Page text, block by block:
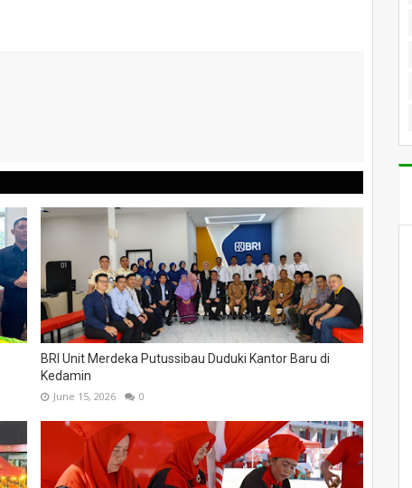
BRI Unit Merdeka Putussibau Duduki Kantor Baru di
Kedamin
June 15, 2026 0